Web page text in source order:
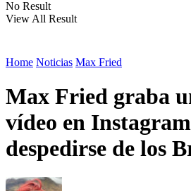
No Result
View All Result
Home Noticias Max Fried
Max Fried graba
vídeo en
despedirse de los